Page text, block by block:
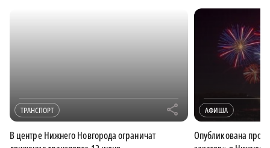
ТРАНСПОРТ r
В центре Нижнего Новгорода ограничат
АФИША
Опубликована